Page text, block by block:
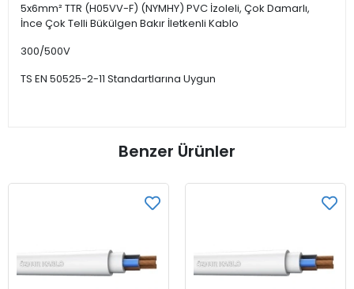
5x6mm² TTR (H05VV-F) (NYMHY) PVC İzoleli, Çok Damarlı,
İnce Çok Telli Bükülgen Bakır İletkenli Kablo
300/500V
TS EN 50525-2-11 Standartlarına Uygun
Benzer Ürünler